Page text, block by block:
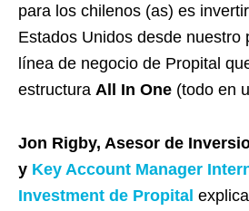
para los chilenos (as) es
Estados Unidos desde nuestro
línea de negocio de Propital
estructura All In One (todo en
Jon Rigby, Asesor de
y Key Account Manager
Investment de Propital